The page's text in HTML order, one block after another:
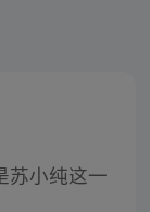
苏小纯这一